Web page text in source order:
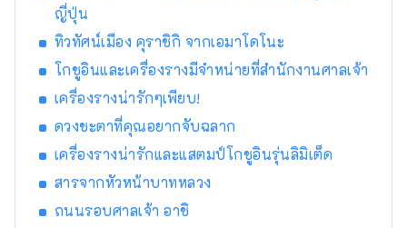
ญี่ปุ่น
ทิวทัศน์เมือง คุราชิกิ จากเอมาโดโนะ
โกชูอินและเครื่องรางมีจำหน่ายที่สำนักงานศาลเจ้า
เครื่องรางน่ารักๆเพียบ!
ดวงชะตาที่คุณอยากจับฉลาก
เครื่องรางน่ารักและแสตมป์โกชูอินรุ่นลิมิเต็ด
สารจากหัวหน้าบาทหลวง
ถนนรอบศาลเจ้า อาชิ